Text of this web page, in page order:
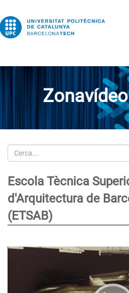
Cerca
Escola Tècnica
d'Arquitectura de
(ETSAB)